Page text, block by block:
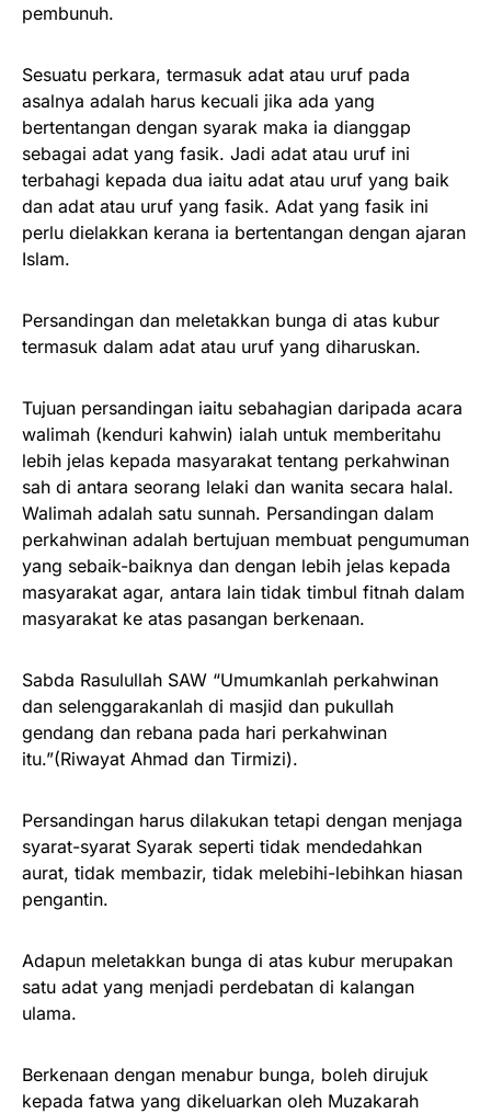
pembunuh.
Sesuatu perkara, termasuk adat atau uruf pada
asalnya adalah harus kecuali jika ada yang
bertentangan dengan syarak maka ia dianggap
sebagai adat yang fasik. Jadi adat atau uruf ini
terbahagi kepada dua iaitu adat atau uruf yang baik
dan adat atau uruf yang fasik. Adat yang fasik ini
perlu dielakkan kerana ia bertentangan dengan ajaran
Islam.
Persandingan dan meletakkan bunga di atas kubur
termasuk dalam adat atau uruf yang diharuskan.
Tujuan persandingan iaitu sebahagian daripada acara
walimah (kenduri kahwin) ialah untuk memberitahu
lebih jelas kepada masyarakat tentang perkahwinan
sah di antara seorang lelaki dan wanita secara halal.
Walimah adalah satu sunnah. Persandingan dalam
perkahwinan adalah bertujuan membuat pengumuman
yang sebaik-baiknya dan dengan lebih jelas kepada
masyarakat agar, antara lain tidak timbul fitnah dalam
masyarakat ke atas pasangan berkenaan.
Sabda Rasulullah SAW “Umumkanlah perkahwinan
dan selenggarakanlah di masjid dan pukullah
gendang dan rebana pada hari perkahwinan
itu.”(Riwayat Ahmad dan Tirmizi).
Persandingan harus dilakukan tetapi dengan menjaga
syarat-syarat Syarak seperti tidak mendedahkan
aurat, tidak membazir, tidak melebihi-lebihkan hiasan
pengantin.
Adapun meletakkan bunga di atas kubur merupakan
satu adat yang menjadi perdebatan di kalangan
ulama.
Berkenaan dengan menabur bunga, boleh dirujuk
kepada fatwa yang dikeluarkan oleh Muzakarah